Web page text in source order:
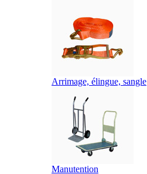
Arrimage, élingue, sangle
Manutention